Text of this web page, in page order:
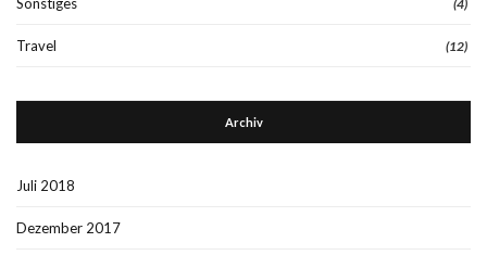
(4)
Travel (12)
Archiv
Juli 2018
Dezember 2017